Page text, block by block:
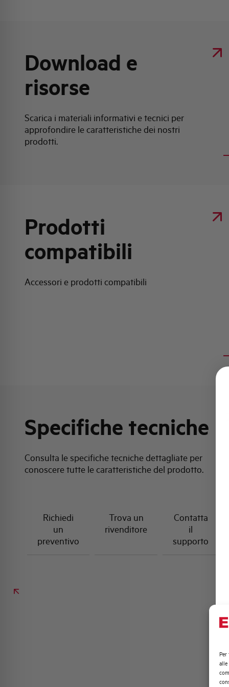
Per
alle
Download e
risorse
Scarica i materiali informativi e tecnici per
approfondire le caratteristiche dei nostri
prodotti.
Clicca qui per scaricare: Scheda
prodotto
Scheda tecnica prodotto
Prodotti
compatibili
Accessori e prodotti compatibili
Specifiche tecniche
Consulta le specifiche tecniche dettagliate per
conoscere tutte le caratteristiche del prodotto.
Richiedi
un
preventivo
Trova un
rivenditore
Contatta
il
supporto